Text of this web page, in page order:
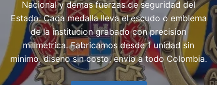
Nacional y demas fuerzas de seguridad del
Estado. Cada medalla lleva el escudo o emblema
de la institucion grabado con precision
milimetrica. Fabricamos desde 1 unidad sin
minimo, diseno sin costo, envio a todo Colombia.